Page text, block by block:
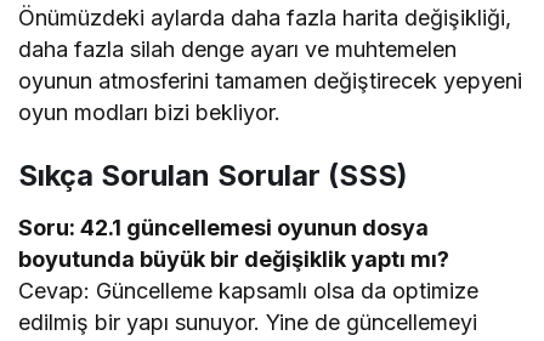
Önümüzdeki aylarda daha fazla harita değişikliği,
daha fazla silah denge ayarı ve muhtemelen
oyunun atmosferini tamamen değiştirecek yepyeni
oyun modları bizi bekliyor.
Sıkça Sorulan Sorular (SSS)
Soru: 42.1 güncellemesi oyunun dosya
boyutunda büyük bir değişiklik yaptı mı?
Cevap: Güncelleme kapsamlı olsa da optimize
edilmiş bir yapı sunuyor. Yine de güncellemeyi